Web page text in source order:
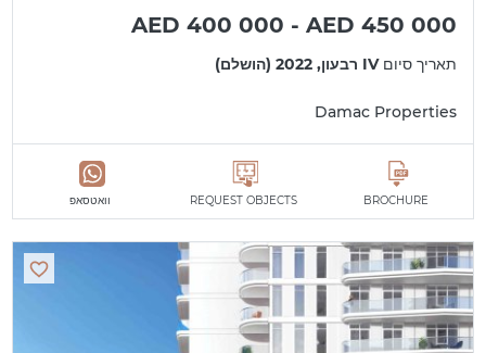
AED 400 000 - AED 450 000
תאריך סיוםIV רבעון, 2022 (הושלם)
Damac Properties
BROCHURE
REQUEST OBJECTS וואטסאפ